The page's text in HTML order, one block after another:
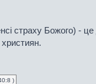
страху Божого) -
)